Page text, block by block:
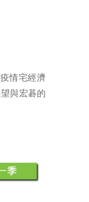
情宅經濟
與宏碁的